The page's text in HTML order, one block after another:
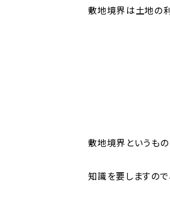
敷地境界は土地の
敷地境界というも
知識を要しますの